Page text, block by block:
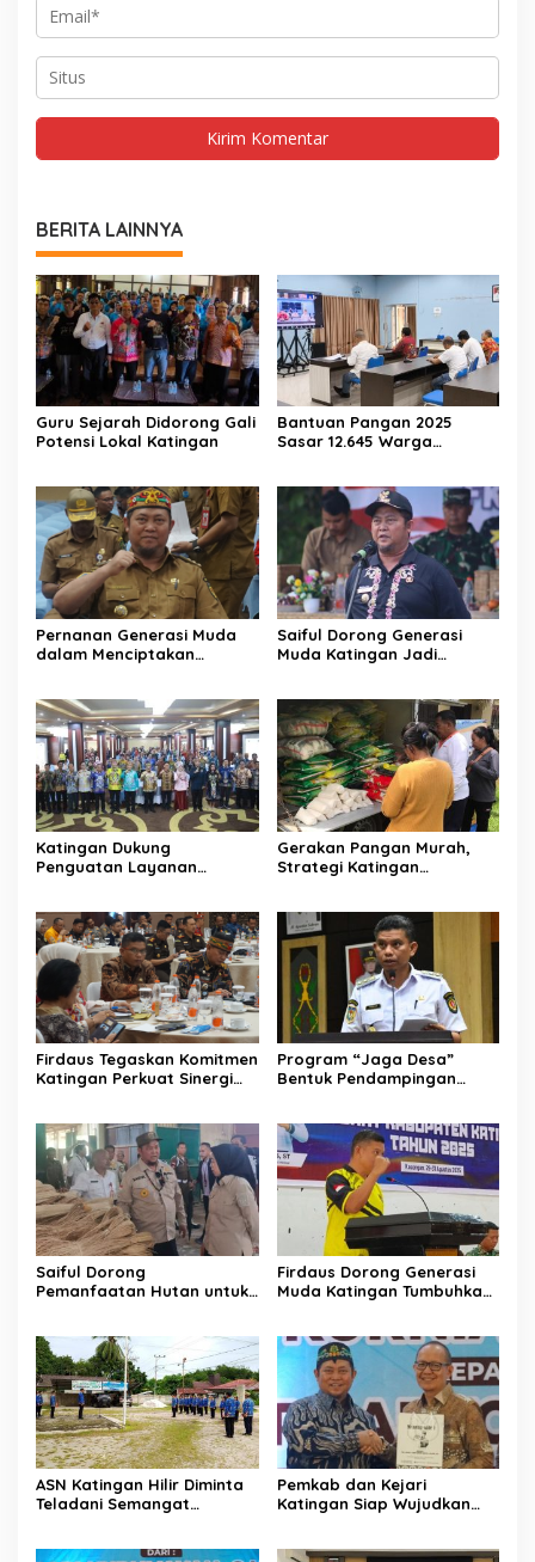
BERITA LAINNYA
Guru Sejarah Didorong Gali
Potensi Lokal Katingan
Bantuan Pangan 2025
Sasar 12.645 Warga
Pernanan Generasi Muda
dalam Menciptakan
Saiful Dorong Generasi
Muda Katingan Jadi
Katingan Dukung
Penguatan Layanan
Gerakan Pangan Murah,
Strategi Katingan
Firdaus Tegaskan Komitmen
Katingan Perkuat Sinergi
Program “Jaga Desa”
Bentuk Pendampingan
Saiful Dorong
Pemanfaatan Hutan untuk
Firdaus Dorong Generasi
Muda Katingan Tumbuhkan
ASN Katingan Hilir Diminta
Teladani Semangat
Pemkab dan Kejari
Katingan Siap Wujudkan